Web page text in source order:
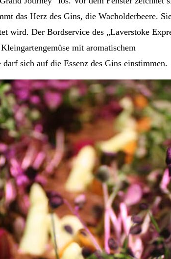
das Herz des Gins, die Wacholderbeere.
wird. Der Bordservice des „Laverstoke
mit aromatischem
sich auf die Essenz des Gins einstimmen.